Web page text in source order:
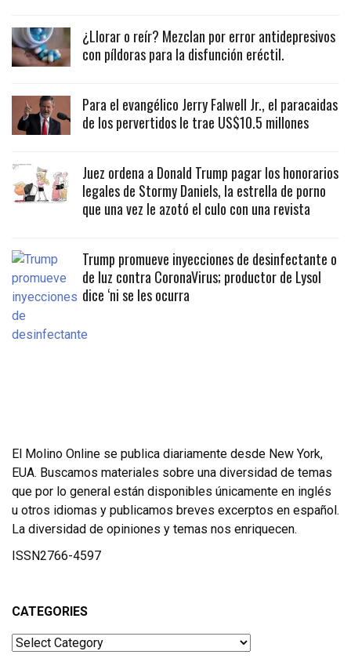
¿Llorar o reír? Mezclan por error antidepresivos
con píldoras para la disfunción eréctil.
Para el evangélico Jerry Falwell Jr., el paracaidas
de los pervertidos le trae US$10.5 millones
Juez ordena a Donald Trump pagar los honorarios
legales de Stormy Daniels, la estrella de porno
que una vez le azotó el culo con una revista
Trump promueve inyecciones de desinfectante o
de luz contra CoronaVirus; productor de Lysol
dice ‘ni se les ocurra
El Molino Online se publica diariamente desde New York,
EUA. Buscamos materiales sobre una diversidad de temas
que por lo general están disponibles únicamente en inglés
u otros idiomas y publicamos breves excerptos en español.
La diversidad de opiniones y temas nos enriquecen.
ISSN2766-4597
CATEGORIES
Categories